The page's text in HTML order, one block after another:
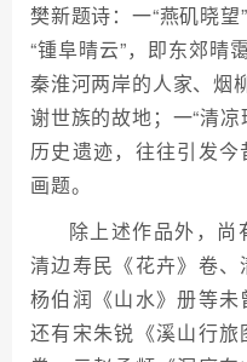
樊新题诗：一“燕矶晓
“锺阜晴云”，即东郊晴
秦淮河两岸的人家、烟
谢世族的故地；一“清
历史遗迹，往往引发
画题。
除上述作品外，尚
清边寿民《花卉》卷
杨伯润《山水》册等未
还有宋朱锐《溪山行旅